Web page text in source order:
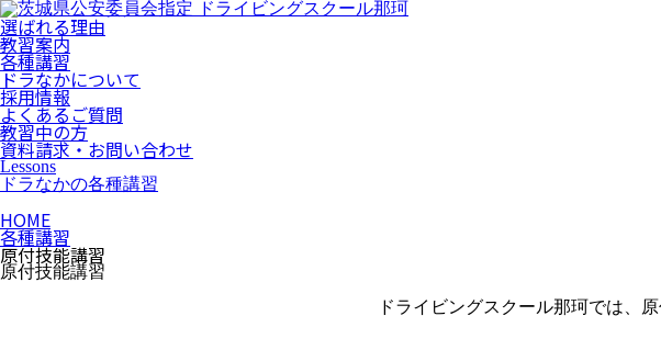
選ばれる理由
教習案内
各種講習
ドラなかについて
採用情報
よくあるご質問
教習中の方
資料請求・お問い合わせ
Lessons
ドラなかの各種講習
HOME
各種講習
原付技能講習
原付技能講習
ドライビングスクール那珂では、